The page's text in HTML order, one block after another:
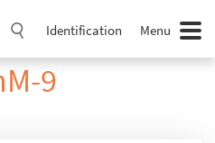
Identification Menu
9